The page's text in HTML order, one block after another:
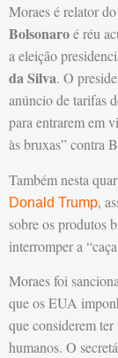
Moraes é relator
Bolsonaroé réu
a eleição
da Silva. O
anúncio de tarifas
para entrarem em
às bruxas” contra
Também nesta
Donald Trump,
sobre os produtos
interromper a
Moraes foi
que os EUA
que considerem
humanos. O